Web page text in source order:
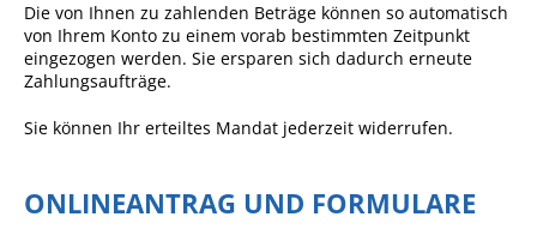
Musikschule
Gemeindebücherei
Sportstätten
Die von Ihnen zu zahlenden Beträge können so automatisch
von Ihrem Konto zu einem vorab bestimmten Zeitpunkt
eingezogen werden. Sie ersparen sich dadurch erneute
Zahlungsaufträge.
Sie können Ihr erteiltes Mandat jederzeit widerrufen.
ONLINEANTRAG UND FORMULARE